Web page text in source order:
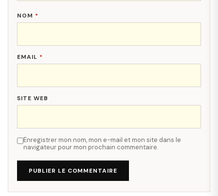
NOM *
EMAIL *
SITE WEB
Enregistrer mon nom, mon e-mail et mon site dans le
navigateur pour mon prochain commentaire.
PUBLIER LE COMMENTAIRE